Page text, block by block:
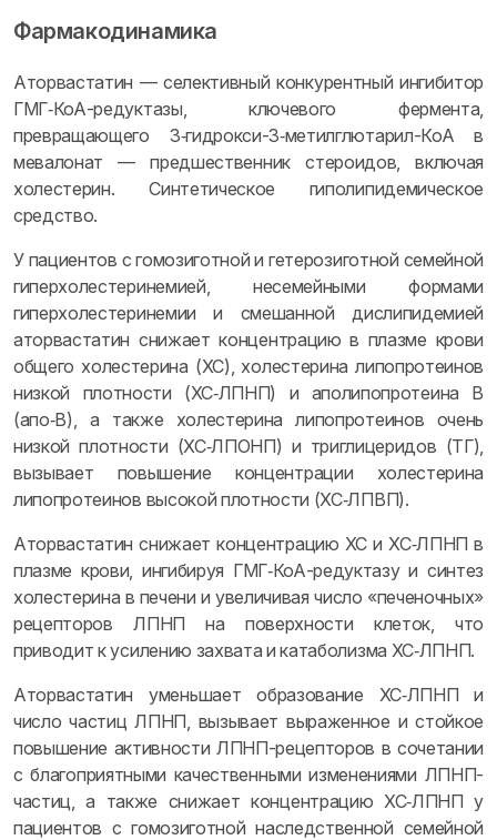
Фармакодинамика
Аторвастатин — селективный конкурентный ингибитор
ГМГ‑КоА-редуктазы, ключевого фермента,
превращающего 3‑гидрокси-3‑метилглютарил-КоА в
мевалонат — предшественник стероидов, включая
холестерин. Синтетическое гиполипидемическое
средство.
У пациентов с гомозиготной и гетерозиготной семейной
гиперхолестеринемией, несемейными формами
гиперхолестеринемии и смешанной дислипидемией
аторвастатин снижает концентрацию в плазме крови
общего холестерина (ХС), холестерина липопротеинов
низкой плотности (ХС‑ЛПНП) и аполипопротеина B
(апо‑B), а также холестерина липопротеинов очень
низкой плотности (ХС‑ЛПОНП) и триглицеридов (ТГ),
вызывает повышение концентрации холестерина
липопротеинов высокой плотности (ХС‑ЛПВП).
Аторвастатин снижает концентрацию ХС и ХС‑ЛПНП в
плазме крови, ингибируя ГМГ‑КоА-редуктазу и синтез
холестерина в печени и увеличивая число «печеночных»
рецепторов ЛПНП на поверхности клеток, что
приводит к усилению захвата и катаболизма ХС‑ЛПНП.
Аторвастатин уменьшает образование ХС‑ЛПНП и
число частиц ЛПНП, вызывает выраженное и стойкое
повышение активности ЛПНП-рецепторов в сочетании
с благоприятными качественными изменениями ЛПНП-
частиц, а также снижает концентрацию ХС‑ЛПНП у
пациентов с гомозиготной наследственной семейной